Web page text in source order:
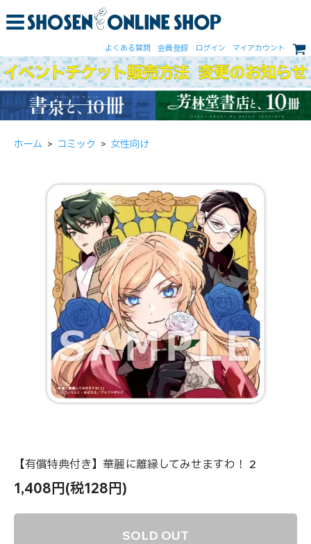
よくある質問 会員登録 ログイン マイアカウント
ホーム > コミック > 女性向け
【有償特典付き】華麗に離縁してみせますわ！ 2
1,408円(税128円)
SOLD OUT